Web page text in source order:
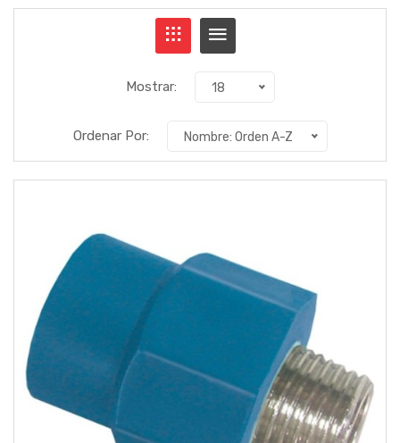
Mostrar: 18
Ordenar Por: Nombre: Orden A-Z